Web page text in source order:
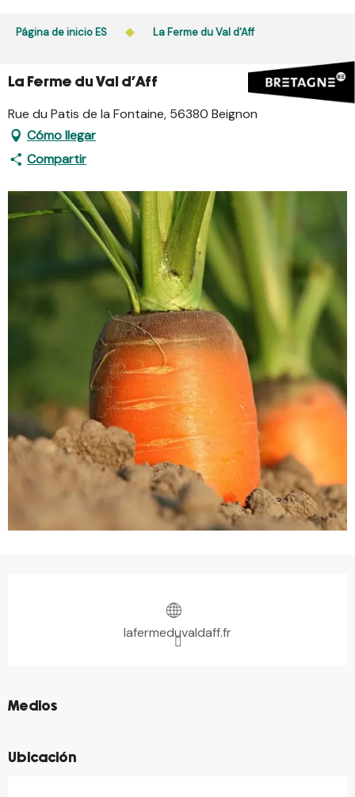
Página de inicio ES La Ferme du Val d'Aff
La Ferme du Val d'Aff
Rue du Patis de la Fontaine, 56380 Beignon
Cómo llegar
Compartir
lafermeduvaldaff.fr
Medios
©
Ubicación